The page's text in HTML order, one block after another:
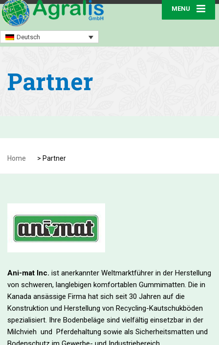
Deutsch
MENU
Partner
Home > Partner
Ani-mat Inc. ist anerkannter Weltmarktführer in der Herstellung
von schweren, langlebigen komfortablen Gummimatten. Die in
Kanada ansässige Firma hat sich seit 30 Jahren auf die
Konstruktion und Herstellung von Recycling-Kautschukböden
spezialisiert. Ihre Bodenbeläge sind vielfältig einsetzbar in der
Milchvieh und Pferdehaltung sowie als Sicherheitsmatten und